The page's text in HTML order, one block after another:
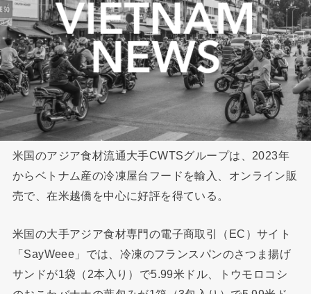
米国のアジア食材流通大手CWTSグループは、2023年
からベトナム産の冷凍屋台フードを輸入、オンライン販
売で、在米越僑を中心に好評を得ている。
米国の大手アジア食材専門の電子商取引（EC）サイト
「SayWeee」では、冷凍のフランスパンのさつま揚げ
サンドが1袋（2本入り）で5.99米ドル、トウモロコシ